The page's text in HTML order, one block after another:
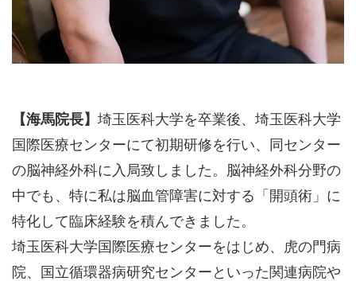
【海馬院長】 埼玉医科大学を卒業後、埼玉医科大学
国際医療センターにて初期研修を行い、同センター
の脳神経外科に入局致しました。脳神経外科分野の
中でも、特に私は脳血管障害に対する「開頭術」に
特化して臨床経験を積んできました。
埼玉医科大学国際医療センターをはじめ、虎の門病
院、国立循環器病研究センターといった関連病院や